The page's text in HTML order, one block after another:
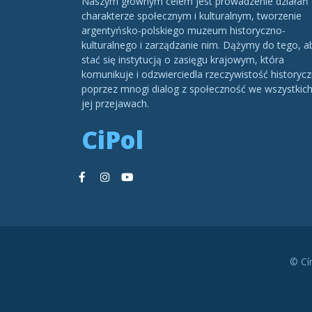
charakterze społecznym i kulturalnym, tworzenie
argentyńsko-polskiego muzeum historyczno-
kulturalnego i zarządzanie nim. Dążymy do tego,
stać się instytucją o zasięgu krajowym, która
komunikuje i odzwierciedla rzeczywistość
poprzez mnogi dialog z społeczność we wszystkich
jej przejawach.
CiPol
©